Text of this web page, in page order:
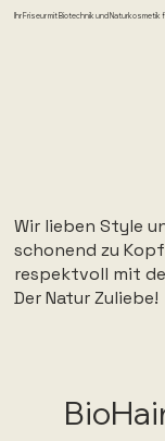
Ihr Friseur mit Biotechnik und
Wir lieben Style
schonend zu
respektvoll mit
Der Natur Zuliebe!